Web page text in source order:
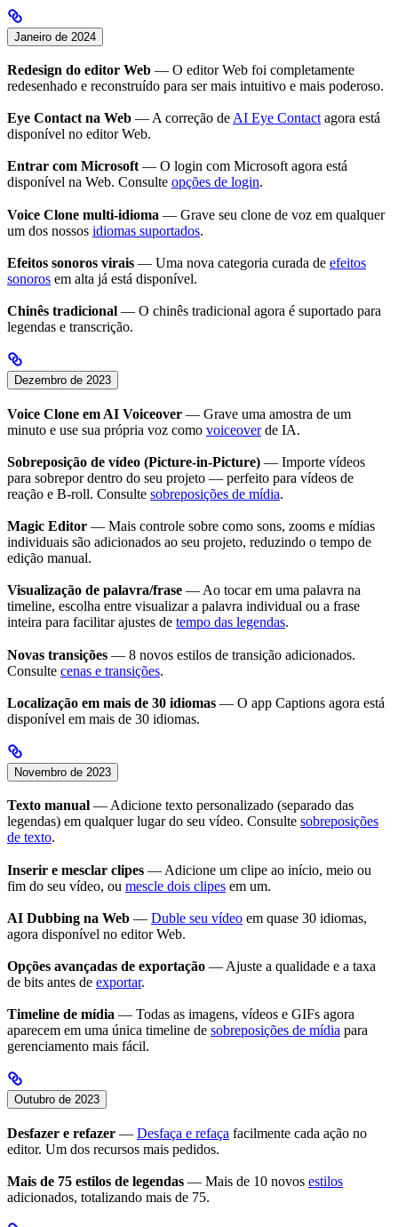
Janeiro de 2024
Redesign do editor Web — O editor Web foi completamente
redesenhado e reconstruído para ser mais intuitivo e mais poderoso.
Eye Contact na Web — A correção de AI Eye Contact agora está
disponível no editor Web.
Entrar com Microsoft— O login com Microsoft agora está
disponível na Web. Consulte opções de login.
Voice Clone multi-idioma — Grave seu clone de voz em qualquer
um dos nossos idiomas suportados.
Efeitos sonoros virais — Uma nova categoria curada de efeitos
sonoros em alta já está disponível.
Chinês tradicional — O chinês tradicional agora é suportado para
legendas e transcrição.
Dezembro de 2023
Voice Clone em AI Voiceover — Grave uma amostra de um
minuto e use sua própria voz como voiceoverde IA.
Sobreposição de vídeo (Picture-in-Picture) — Importe vídeos
para sobrepor dentro do seu projeto — perfeito para vídeos de
reação e B-roll. Consulte sobreposições de mídia.
Magic Editor — Mais controle sobre como sons, zooms e mídias
individuais são adicionados ao seu projeto, reduzindo o tempo de
edição manual.
Visualização de palavra/frase — Ao tocar em uma palavra na
timeline, escolha entre visualizar a palavra individual ou a frase
inteira para facilitar ajustes de tempo das legendas.
Novas transições — 8 novos estilos de transição adicionados.
Consulte cenas e transições.
Localização em mais de 30 idiomas — O app Captions agora está
disponível em mais de 30 idiomas.
Novembro de 2023
Texto manual — Adicione texto personalizado (separado das
legendas) em qualquer lugar do seu vídeo. Consulte sobreposições
de texto.
Inserir e mesclar clipes — Adicione um clipe ao início, meio ou
fim do seu vídeo, ou mescle dois clipes em um.
AI Dubbing na Web — Duble seu vídeo em quase 30 idiomas,
agora disponível no editor Web.
Opções avançadas de exportação — Ajuste a qualidade e a taxa
de bits antes de exportar.
Timeline de mídia — Todas as imagens, vídeos e GIFs agora
aparecem em uma única timeline de sobreposições de mídia para
gerenciamento mais fácil.
Outubro de 2023
Desfazer e refazer — Desfaça e refaça facilmente cada ação no
editor. Um dos recursos mais pedidos.
Mais de 75 estilos de legendas — Mais de 10 novos estilos
adicionados, totalizando mais de 75.